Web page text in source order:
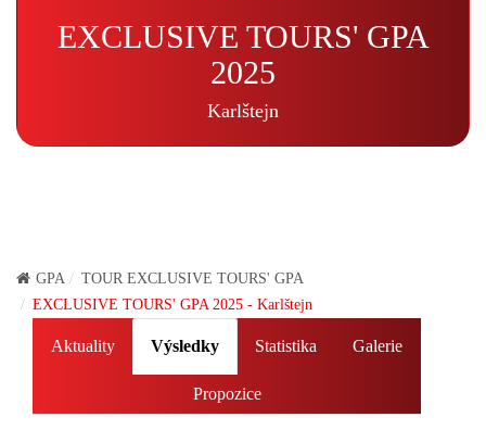
EXCLUSIVE TOURS' GPA
2025
Karlštejn
GPA
TOUR EXCLUSIVE TOURS' GPA
EXCLUSIVE TOURS' GPA 2025 - Karlštejn
Aktuality Výsledky Statistika Galerie
Propozice